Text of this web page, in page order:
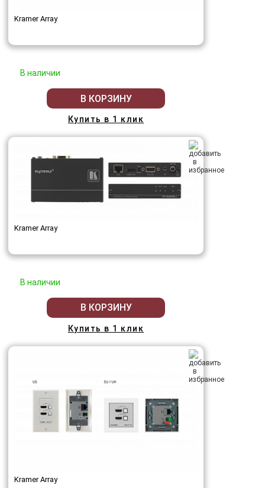
Kramer Array
В наличии
В КОРЗИНУ
Купить в 1 клик
Kramer Array
В наличии
В КОРЗИНУ
Купить в 1 клик
Kramer Array